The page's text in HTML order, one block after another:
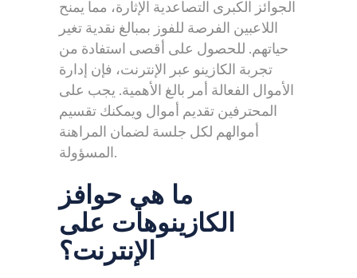
الجوائز الكبرى التصاعدية الإثارة، مما يمنح
اللاعبين الفرصة للفوز بمبالغ نقدية تغير
حياتهم. للحصول على أقصى استفادة من
تجربة الكازينو عبر الإنترنت، فإن إدارة
الأموال الفعالة أمر بالغ الأهمية. يجب على
المحترفين تقديم أموال ويمكنك تقسيم
أموالهم لكل جلسة لضمان المراهنة
المسؤولة.
ما هي حوافز
الكازينوهات على
الإنترنت؟